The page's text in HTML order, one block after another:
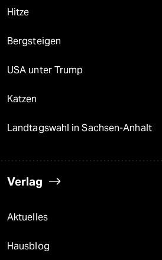
Hitze
Bergsteigen
USA unter Trump
Katzen
Landtagswahl in Sachsen-Anhalt
Verlag
Aktuelles
Hausblog